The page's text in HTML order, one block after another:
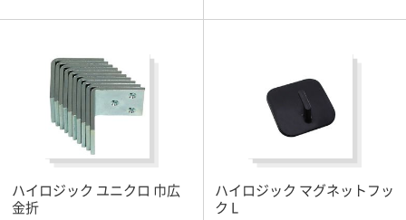
ハイロジック ユニクロ 巾広
金折
ハイロジック マグネットフッ
ク L